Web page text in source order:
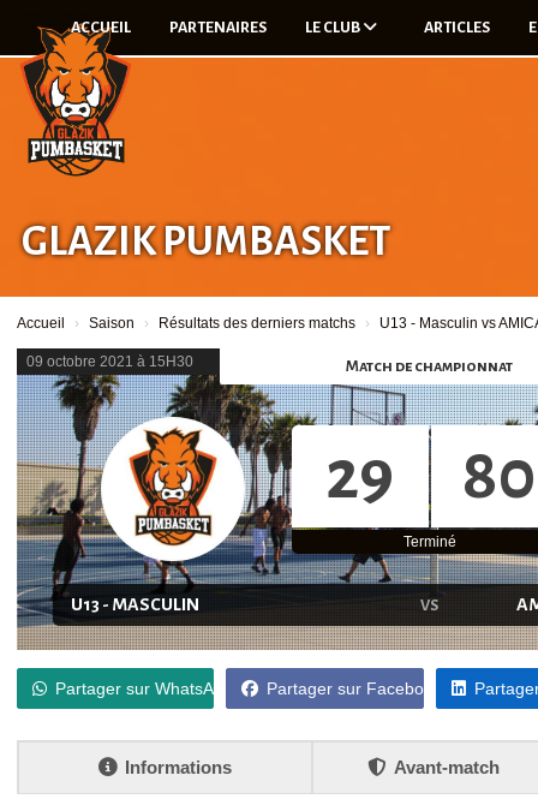
ACCUEIL PARTENAIRES LE CLUB ARTICLES
GLAZIK PUMBASKET
Accueil Saison Résultats des derniers matchs U13 - Masculin vs
09 octobre 2021 à 15H30 Match de championnat
29 80
Terminé
U13 - MASCULIN VS
Partager sur WhatsApp Partager sur Facebook
Informations Avant-match